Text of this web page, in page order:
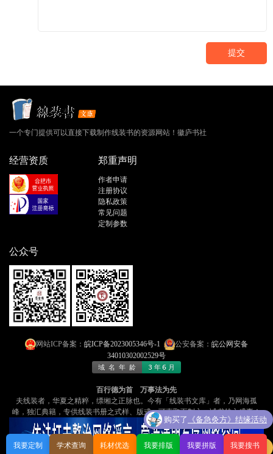
提交
一个专门提供可以直接下载制作线装书的资源网站！徽庐书社
经营资质 郑重声明
作者申请
注册协议
隐私政策
常见问题
定制参数
公众号
网站ICP备案： 皖ICP备2023005346号-1 公安备案： 皖公网安备
34010302002529号
百行德为首 万事法为先
夫线装者，华夏之精粹，缥缃之正脉也​​。今有「线装书文库」者，乃​​网海孤
峰，独汇典籍​​，专供线装书册之式样、版式，可​​直取而制之​​，诚书林之盛事！
我要定制 学术查询 耗材优选 我要排版 我要拼版 我要搜书
购买了 《备急灸方》结缘活动
购买了《备急灸方》结缘活动